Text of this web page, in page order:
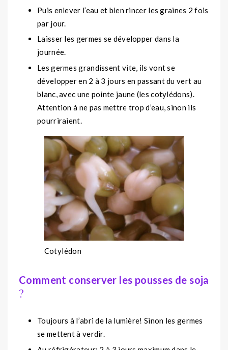
Puis enlever l’eau et bien rincer les graines 2 fois
par jour.
Laisser les germes se développer dans la
journée.
Les germes grandissent vite, ils vont se
développer en 2 à 3 jours en passant du vert au
blanc, avec une pointe jaune (les cotylédons).
Attention à ne pas mettre trop d’eau, sinon ils
pourriraient.
Cotylédon
Comment conserver les pousses de soja
?
Toujours à l’abri de la lumière! Sinon les germes
se mettent à verdir.